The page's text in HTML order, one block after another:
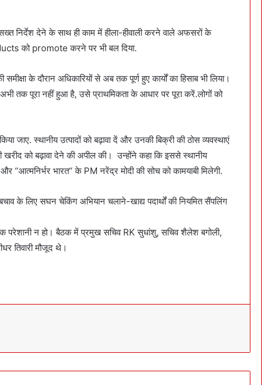
निर्देश देने के साथ ही काम में हीला-हीवाली करने वाले अफसरों के
को promote करने पर भी बल दिया.
के दौरान अधिकारियों से अब तक पूर्ण हुए कार्यों का हिसाब भी लिया।
तक पूरा नहीं हुआ है, उसे प्राथमिकता के आधार पर पूरा करें.लोगों को
जाए. स्थानीय उत्पादों को बढ़ावा दें और उनकी बिक्री की ठोस व्यवस्थाएं
खरीद को बढ़ावा देने की अपील की। उन्होंने कहा कि इससे स्थानीय
“आत्मनिर्भर भारत“ के PM नरेंद्र मोदी की सोच को कामयाबी मिलेगी.
बचाव के लिए सघन चेकिंग अभियान चलाने-खाद्य पदार्थों की नियमित सैंपलिंग
परेशानी न हो। बैठक में प्रमुख सचिव RK सुधांशु, सचिव शैलेश बगोली,
तिवारी मौजूद थे।